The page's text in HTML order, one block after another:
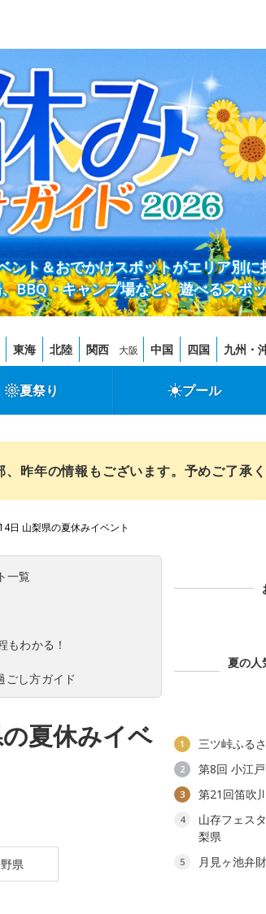
ント＆おでかけスポットがエリア別に
BBQ・キャンプ場など、遊べるスポ
東海 北陸 関西 大阪 中国 四国 九州・
夏祭り プール
昨年の情報もございます。予めご了承く
日 山梨県の夏休みイベント
一覧
もわかる！
ごし方ガイド
夏休みイベ
県
夏の人
1 三ツ峠ふる
2 第8回 小江
3 第21回笛吹
4
山存フェス
梨県
5
月見ヶ池弁